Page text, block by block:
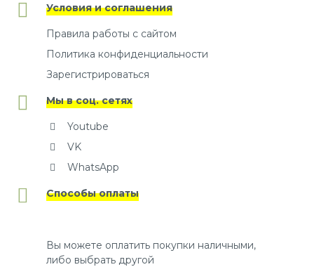
Условия и соглашения
Правила работы с сайтом
Политика конфиденциальности
Зарегистрироваться
Мы в соц. сетях
Youtube
VK
WhatsApp
Способы оплаты
Вы можете оплатить покупки наличными,
либо выбрать другой